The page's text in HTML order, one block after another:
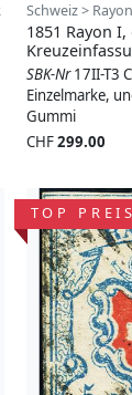
Schweiz >
1851 Rayon
SBK-Nr17II-T3
Einzelmarke,
Gummi
CHF299.00
TOP PREIS